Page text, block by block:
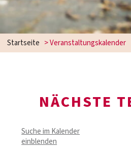
Startseite > Veranstaltungskalender
NÄCHSTE
Suche im Kalender
einblenden